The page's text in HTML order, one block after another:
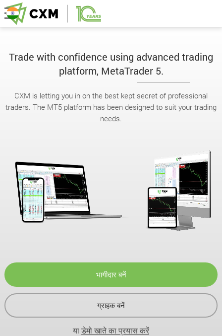
Trade with confidence using advanced trading
platform, MetaTrader 5.
CXM is letting you in on the best kept secret of professional
traders. The MT5 platform has been designed to suit your trading
needs.
भागीदार बनें
ग्राहक बनें
याडेमो खाते का प्रयास करें